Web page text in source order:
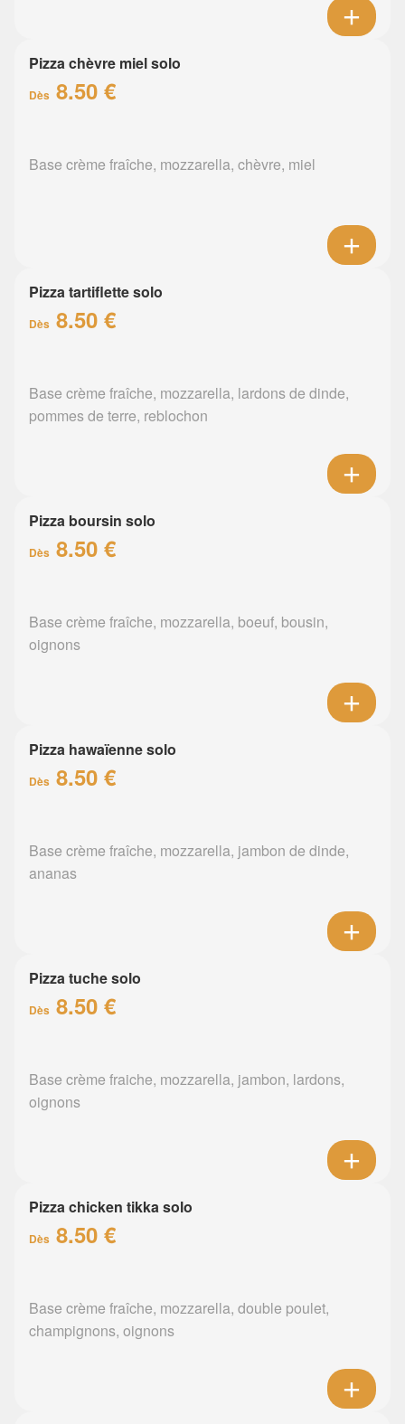
Pizza chèvre miel solo
Dès 8.50 €
Base crème fraîche, mozzarella, chèvre, miel
Pizza tartiflette solo
Dès 8.50 €
Base crème fraîche, mozzarella, lardons de dinde,
pommes de terre, reblochon
Pizza boursin solo
Dès 8.50 €
Base crème fraîche, mozzarella, boeuf, bousin,
oignons
Pizza hawaïenne solo
Dès 8.50 €
Base crème fraîche, mozzarella, jambon de dinde,
ananas
Pizza tuche solo
Dès 8.50 €
Base crème fraiche, mozzarella, jambon, lardons,
oignons
Pizza chicken tikka solo
Dès 8.50 €
Base crème fraîche, mozzarella, double poulet,
champignons, oignons